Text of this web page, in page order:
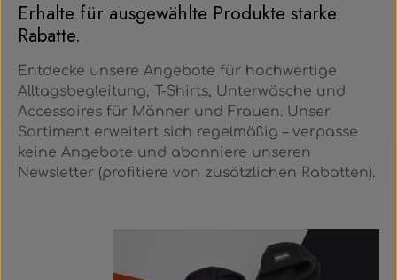
Erhalte für ausgewählte Produkte starke
Rabatte.
Entdecke unsere Angebote für hochwertige
Alltagsbegleitung, T-Shirts, Unterwäsche und
Accessoires für Männer und Frauen. Unser
Sortiment erweitert sich regelmäßig – verpasse
keine Angebote und abonniere unseren
Newsletter (profitiere von zusätzlichen Rabatten).